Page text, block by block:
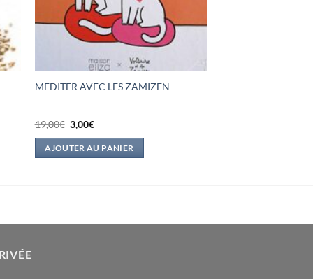
MEDITER AVEC LES ZAMIZEN
19,00€ Le
prix
initial
était :
3,00€Le
actuel
est :
AJOUTER AU PANIER